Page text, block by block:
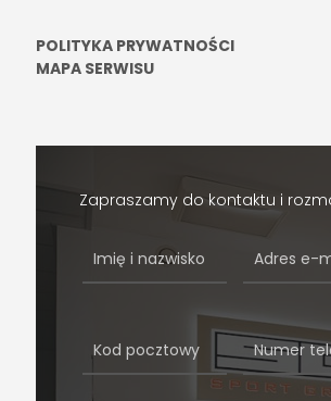
POLITYKA PRYWATNOŚCI
MAPA SERWISU
Zapraszamy do kontaktu i